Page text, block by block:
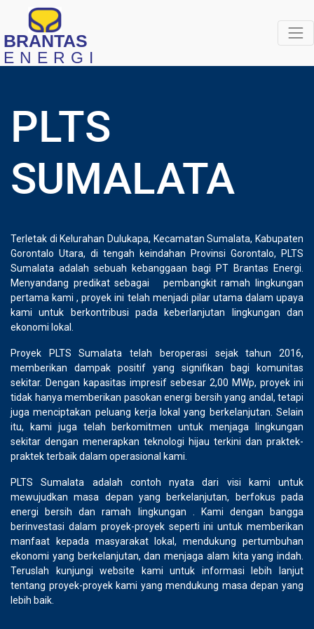
BRANTAS
ENERGI
PLTS
SUMALATA
Terletak di Kelurahan Dulukapa, Kecamatan Sumalata, Kabupaten
Gorontalo Utara, di tengah keindahan Provinsi Gorontalo, PLTS
Sumalata adalah sebuah kebanggaan bagi PT Brantas Energi.
Menyandang predikat sebagai
pembangkit ramah lingkungan
pertama kami , proyek ini telah menjadi pilar utama dalam upaya
kami untuk berkontribusi pada keberlanjutan lingkungan dan
ekonomi lokal.
Proyek PLTS Sumalata telah beroperasi sejak tahun 2016,
memberikan dampak positif yang signifikan bagi komunitas
sekitar. Dengan kapasitas impresif sebesar 2,00 MWp, proyek ini
tidak hanya memberikan pasokan energi bersih yang andal, tetapi
juga menciptakan peluang kerja lokal yang berkelanjutan. Selain
itu, kami juga telah berkomitmen untuk menjaga lingkungan
sekitar dengan menerapkan teknologi hijau terkini dan praktek-
praktek terbaik dalam operasional kami.
PLTS Sumalata adalah contoh nyata dari visi kami untuk
mewujudkan masa depan yang berkelanjutan, berfokus pada
energi bersih dan ramah lingkungan . Kami dengan bangga
berinvestasi dalam proyek-proyek seperti ini untuk memberikan
manfaat kepada masyarakat lokal, mendukung pertumbuhan
ekonomi yang berkelanjutan, dan menjaga alam kita yang indah.
Teruslah kunjungi website kami untuk informasi lebih lanjut
tentang proyek-proyek kami yang mendukung masa depan yang
lebih baik.